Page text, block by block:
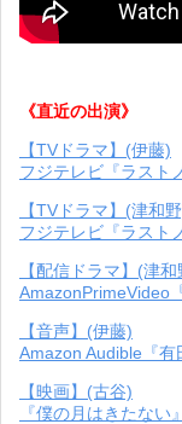
《直近の出演》
【TVドラマ】(伊藤)
フジテレビ『ラスト
【TVドラマ】(津和
フジテレビ『ラスト
【配信ドラマ】(津和
AmazonPrimeVideo
【音声】(伊藤)
Amazon Audible『有
【映画】(古谷)
『僕の月はきたない